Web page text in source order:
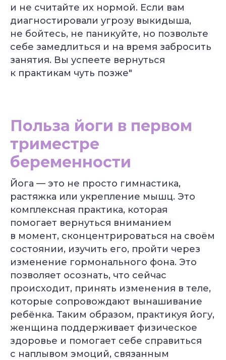
и не считайте их нормой. Если вам
диагностировали угрозу выкидыша,
не бойтесь, не паникуйте, но позвольте
себе замедлиться и на время забросить
занятия. Вы успеете вернуться
к практикам чуть позже"
Польза йоги в первом
триместре
беременности
Йога — это не просто гимнастика,
растяжка или укрепление мышц. Это
комплексная практика, которая
помогает вернуться вниманием
в момент, сконцентрироваться на своём
состоянии, изучить его, пройти через
изменение гормонального фона. Это
позволяет осознать, что сейчас
происходит, принять изменения в теле,
которые сопровождают вынашивание
ребёнка. Таким образом, практикуя йогу,
женщина поддерживает физическое
здоровье и помогает себе справиться
с наплывом эмоций, связанным